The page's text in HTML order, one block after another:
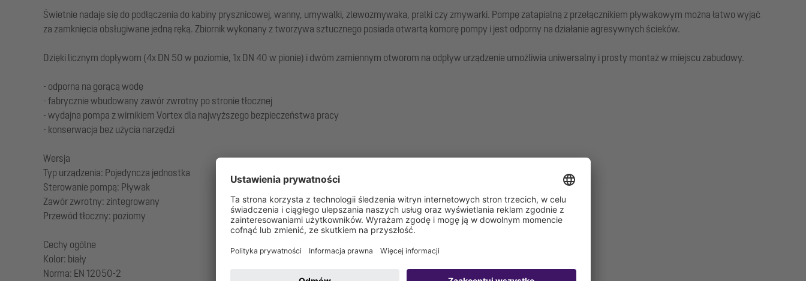
Świetnie nadaje się do podłączenia do kabiny prysznicowej, wanny, umywalki, zlewozmywaka, pralki czy zmywarki. Pompę zatapialną z przełącznikiem pływakowym można łatwo wyjąć
za zamknięcia obsługiwane jedną ręką. Zbiornik wykonany z tworzywa sztucznego posiada otwartą komorę pompy i jest odporny na działanie agresywnych ścieków.
Dzięki licznym dopływom (4x DN 50 w poziomie, 1x DN 40 w pionie) i dwóm zamiennym otworom na odpływ urządzenie umożliwia uniwersalny i prosty montaż w miejscu zabudowy.
- odporna na gorącą wodę
- fabrycznie wbudowany zawór zwrotny po stronie tłocznej
- wydajna pompa z wirnikiem Vortex dla najwyższego bezpieczeństwa pracy
- konserwacja bez użycia narzędzi
Wersja
Typ urządzenia: Pojedyncza jednostka
Sterowanie pompą: Pływak
Zawór zwrotny: zintegrowany
Przewód tłoczny: poziomy
Cechy ogólne
Kolor: biały
Norma: EN 12050-2